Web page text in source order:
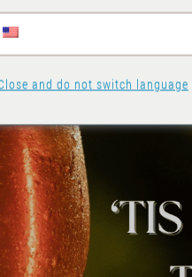
and do not switch language